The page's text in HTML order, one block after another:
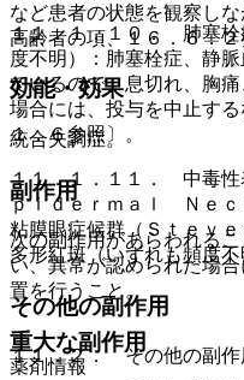
１１．１．１０． 肺塞栓
度不明）：肺塞栓症、静
ているので、息切れ、胸
場合には、投与を中止す
１．６参照〕。
１１．１．１１． 中毒
ｐｉｄｅｒｍａｌ Ｎｅｃ
粘膜眼症候群（Ｓｔｅｖ
多形紅斑（いずれも頻度不
その他の副作用
１１．２． その他の副作
など患者の状態を観察し
高齢者の項、１６．６．
効能・効果
統合失調症。
副作用
次の副作用があらわれる
い、異常が認められた場
置を行うこと。
重大な副作用
薬剤情報